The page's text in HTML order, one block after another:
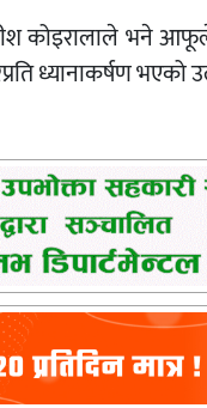
कोइरालाले भने
ध्यानाकर्षण